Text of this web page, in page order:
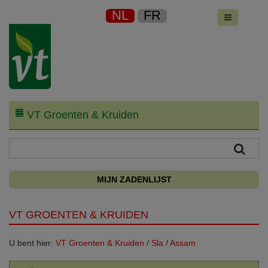
NL FR
VT Groenten & Kruiden
MIJN ZADENLIJST
VT GROENTEN & KRUIDEN
U bent hier: VT Groenten & Kruiden / Sla /Assam